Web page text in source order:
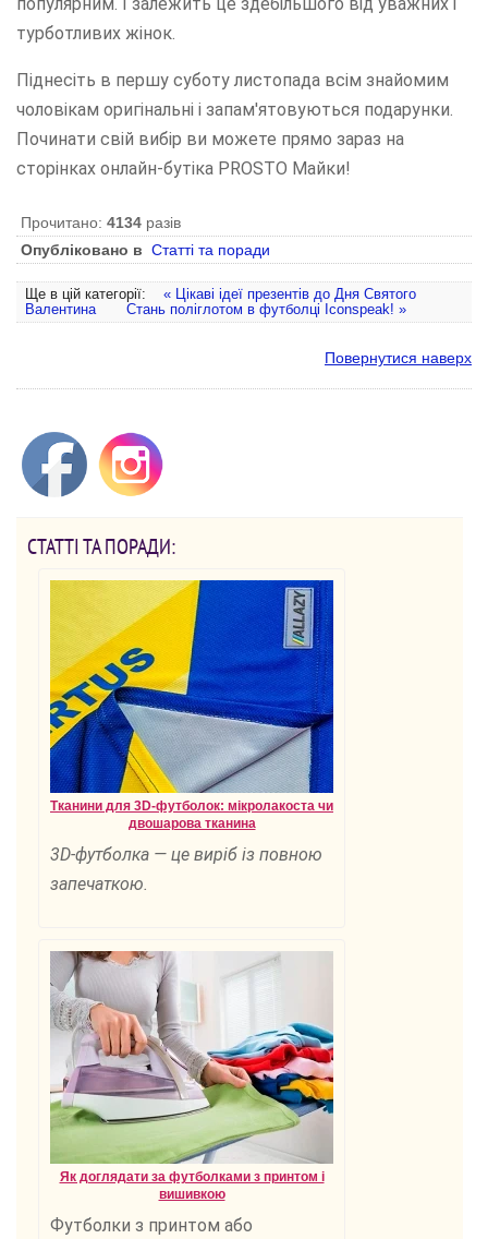
турботливих жінок.
Піднесіть в першу суботу листопада всім знайомим
чоловікам оригінальні і запам'ятовуються подарунки.
Починати свій вибір ви можете прямо зараз на
сторінках онлайн-бутіка PROSTO Майки!
Прочитано: 4134 разів
Опубліковано в Статті та поради
Ще в цій категорії:
« Цікаві ідеї презентів до Дня Святого
Валентина
Стань поліглотом в футболці Iconspeak! »
Повернутися наверх
СТАТТІ ТА ПОРАДИ:
Тканини для 3D-футболок: мікролакоста чи
двошарова тканина
3D-футболка — це виріб із повною
запечаткою.
Як доглядати за футболками з принтом і
вишивкою
Футболки з принтом або